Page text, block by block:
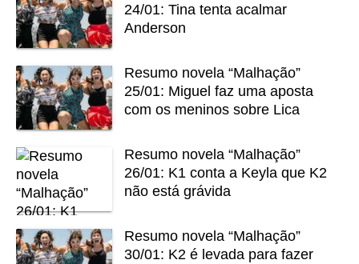
24/01: Tina tenta acalmar
Anderson
Resumo novela “Malhação”
25/01: Miguel faz uma aposta
com os meninos sobre Lica
Resumo novela “Malhação”
26/01: K1 conta a Keyla que K2
não está grávida
Resumo novela “Malhação”
30/01: K2 é levada para fazer